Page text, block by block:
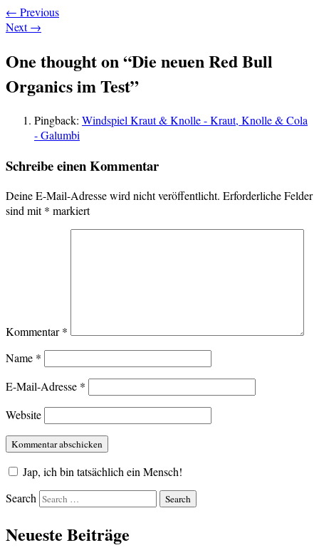
← Previous
Next→
One thought on “Die neuen Red Bull
Organics im Test”
Pingback: Windspiel Kraut & Knolle - Kraut, Knolle & Cola
- Galumbi
Schreibe einen Kommentar
Deine E-Mail-Adresse wird nicht veröffentlicht. Erforderliche Felder
sind mit* markiert
Kommentar*
Name *
E-Mail-Adresse *
Website
Jap, ich bin tatsächlich ein Mensch!
Search
Neueste Beiträge